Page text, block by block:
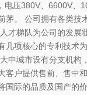
电压380V、6600V、
茅。 公司拥有各类技
才梯队为公司的发展
几项核心的专利技术
中城市设有分支机构
客户提供售前、售中
国际的品质及国产的